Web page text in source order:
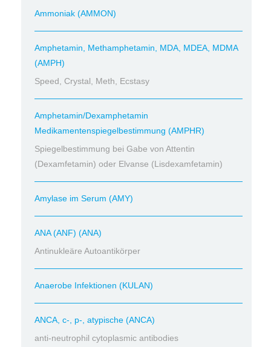
Ammoniak (AMMON)
Amphetamin, Methamphetamin, MDA, MDEA, MDMA
(AMPH)
Speed, Crystal, Meth, Ecstasy
Amphetamin/Dexamphetamin
Medikamentenspiegelbestimmung (AMPHR)
Spiegelbestimmung bei Gabe von Attentin
(Dexamfetamin) oder Elvanse (Lisdexamfetamin)
Amylase im Serum (AMY)
ANA (ANF) (ANA)
Antinukleäre Autoantikörper
Anaerobe Infektionen (KULAN)
ANCA, c-, p-, atypische (ANCA)
anti-neutrophil cytoplasmic antibodies